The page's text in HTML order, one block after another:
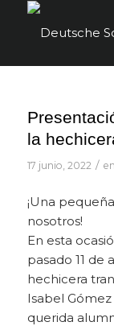
la
17 junio, 2022 / en
¡Una
nosotros!
En esta
pasado 11 de
hechicera
Isabel
querida